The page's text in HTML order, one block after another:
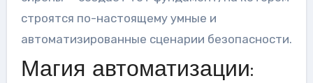
строятся по-настоящему умные и
автоматизированные сценарии безопасности.
Магия автоматизации: